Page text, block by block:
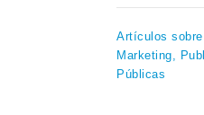
Artículos
Marketing,
Públicas